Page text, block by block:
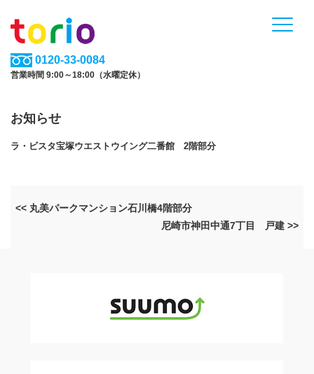
0120-33-0084
営業時間 9:00～18:00（水曜定休）
お知らせ
ラ・ビスタ宝塚ウエストウイング二番館 2階部分
<< 丸美パークマンション石川橋4階部分
尼崎市神田中通7丁目 戸建 >>